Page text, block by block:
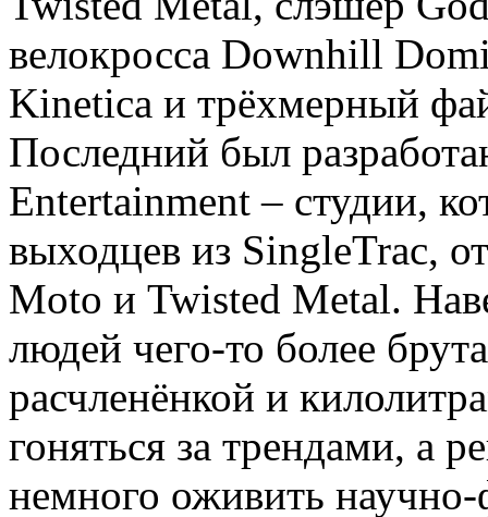
велокросса Downhill
Kinetica и трёхмерный
Последний был
Entertainment – студии,
выходцев из SingleTrac,
Moto и Twisted Metal.
людей чего-то более
расчленёнкой и
гоняться за трендами, а
немного оживить